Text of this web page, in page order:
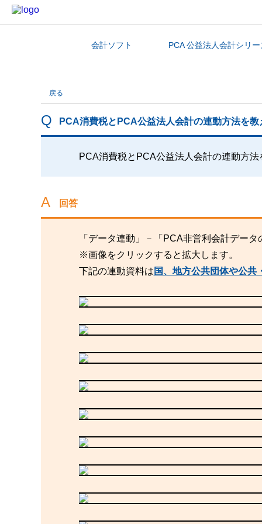
カテゴリから探す
会計ソフト PCA 公益法人会計シリー
戻る
PCA消費税とPCA公益法人会計の連動方法を教
PCA消費税とPCA公益法人会計の連動方
回答
「データ連動」－「PCA非営利会計デー
※画像をクリックすると拡大します。
下記の連動資料は 国、地方公共団体や公共